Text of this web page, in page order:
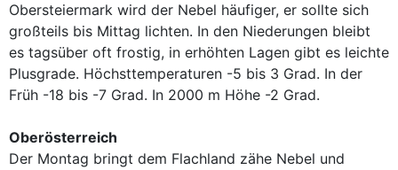
Obersteiermark wird der Nebel häufiger, er sollte sich
großteils bis Mittag lichten. In den Niederungen bleibt
es tagsüber oft frostig, in erhöhten Lagen gibt es leichte
Plusgrade. Höchsttemperaturen -5 bis 3 Grad. In der
Früh -18 bis -7 Grad. In 2000 m Höhe -2 Grad.
Oberösterreich
Der Montag bringt dem Flachland zähe Nebel und